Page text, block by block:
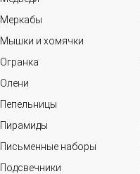
Меркабы
Мышки и хомячки
Огранка
Олени
Пепельницы
Пирамиды
Письменные наборы
Подсвечники